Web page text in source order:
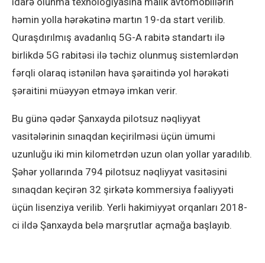
həmin yolla hərəkətinə martın 19-da start verilib.
Quraşdırılmış avadanlıq 5G-A rabitə standartı ilə
birlikdə 5G rabitəsi ilə təchiz olunmuş sistemlərdən
fərqli olaraq istənilən hava şəraitində yol hərəkəti
şəraitini müəyyən etməyə imkan verir.
Bu günə qədər Şanxayda pilotsuz nəqliyyat
vasitələrinin sınaqdan keçirilməsi üçün ümumi
uzunluğu iki min kilometrdən uzun olan yollar yaradılıb.
Şəhər yollarında 794 pilotsuz nəqliyyat vasitəsini
sınaqdan keçirən 32 şirkətə kommersiya fəaliyyəti
üçün lisenziya verilib. Yerli hakimiyyət orqanları 2018-
ci ildə Şanxayda belə marşrutlar açmağa başlayıb.